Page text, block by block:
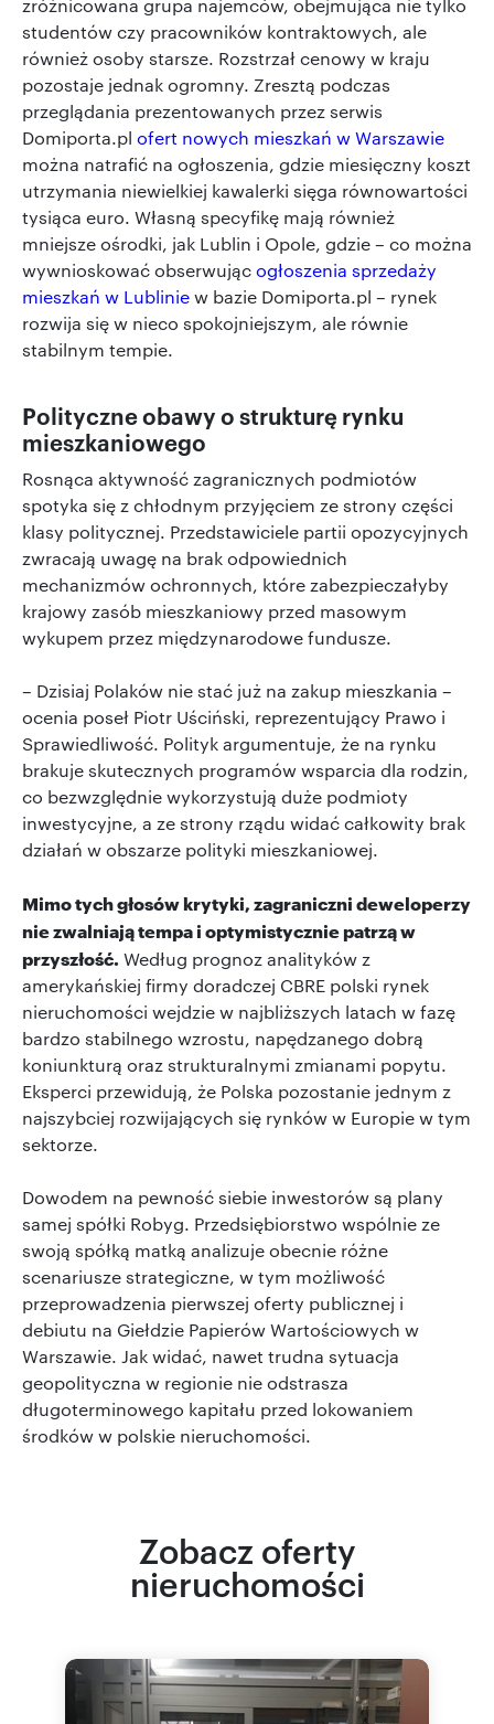
zróżnicowana grupa najemców, obejmująca nie tylko
studentów czy pracowników kontraktowych, ale
również osoby starsze. Rozstrzał cenowy w kraju
pozostaje jednak ogromny. Zresztą podczas
przeglądania prezentowanych przez serwis
Domiporta.pl ofert nowych mieszkań w Warszawie
można natrafić na ogłoszenia, gdzie miesięczny koszt
utrzymania niewielkiej kawalerki sięga równowartości
tysiąca euro. Własną specyfikę mają również
mniejsze ośrodki, jak Lublin i Opole, gdzie – co można
wywnioskować obserwującogłoszenia sprzedaży
mieszkań w Lubliniew bazie Domiporta.pl – rynek
rozwija się w nieco spokojniejszym, ale równie
stabilnym tempie.
Polityczne obawy o strukturę rynku
mieszkaniowego
Rosnąca aktywność zagranicznych podmiotów
spotyka się z chłodnym przyjęciem ze strony części
klasy politycznej. Przedstawiciele partii opozycyjnych
zwracają uwagę na brak odpowiednich
mechanizmów ochronnych, które zabezpieczałyby
krajowy zasób mieszkaniowy przed masowym
wykupem przez międzynarodowe fundusze.
– Dzisiaj Polaków nie stać już na zakup mieszkania –
ocenia poseł Piotr Uściński, reprezentujący Prawo i
Sprawiedliwość. Polityk argumentuje, że na rynku
brakuje skutecznych programów wsparcia dla rodzin,
co bezwzględnie wykorzystują duże podmioty
inwestycyjne, a ze strony rządu widać całkowity brak
działań w obszarze polityki mieszkaniowej.
Mimo tych głosów krytyki, zagraniczni deweloperzy
nie zwalniają tempa i optymistycznie patrzą w
przyszłość. Według prognoz analityków z
amerykańskiej firmy doradczej CBRE polski rynek
nieruchomości wejdzie w najbliższych latach w fazę
bardzo stabilnego wzrostu, napędzanego dobrą
koniunkturą oraz strukturalnymi zmianami popytu.
Eksperci przewidują, że Polska pozostanie jednym z
najszybciej rozwijających się rynków w Europie w tym
sektorze.
Dowodem na pewność siebie inwestorów są plany
samej spółki Robyg. Przedsiębiorstwo wspólnie ze
swoją spółką matką analizuje obecnie różne
scenariusze strategiczne, w tym możliwość
przeprowadzenia pierwszej oferty publicznej i
debiutu na Giełdzie Papierów Wartościowych w
Warszawie. Jak widać, nawet trudna sytuacja
geopolityczna w regionie nie odstrasza
długoterminowego kapitału przed lokowaniem
środków w polskie nieruchomości.
Zobacz oferty
nieruchomości